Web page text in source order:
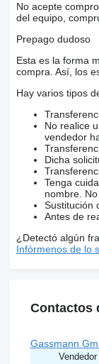
No acepte
del equipo,
Prepago dudoso
Esta es la forma
compra. Así, los
Hay varios tipos
No realice
vendedor
Dicha
Tenga
nombre.
Sustitución
Antes de
¿Detectó algún
Infórmenos de lo
Contactos
Gassmann